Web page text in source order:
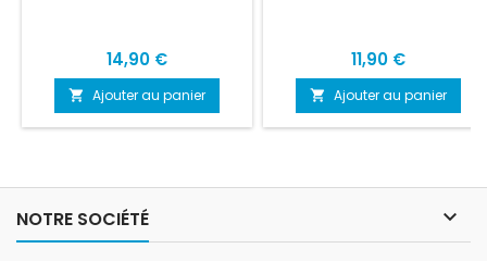
Prix
14,90 €
 Ajouter au panier
Prix
11,90 €
 Ajouter au panier
NOTRE SOCIÉTÉ 